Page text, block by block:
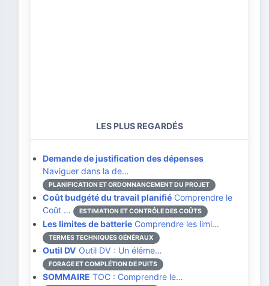
LES PLUS REGARDÉS
Demande de justification des dépenses
Naviguer dans la de…
PLANIFICATION ET ORDONNANCEMENT DU PROJET
Coût budgété du travail planifié Comprendre le
Coût …
ESTIMATION ET CONTRÔLE DES COÛTS
Les limites de batterie Comprendre les limi…
TERMES TECHNIQUES GÉNÉRAUX
Outil DV Outil DV : Un éléme…
FORAGE ET COMPLÉTION DE PUITS
SOMMAIRE TOC : Comprendre le…